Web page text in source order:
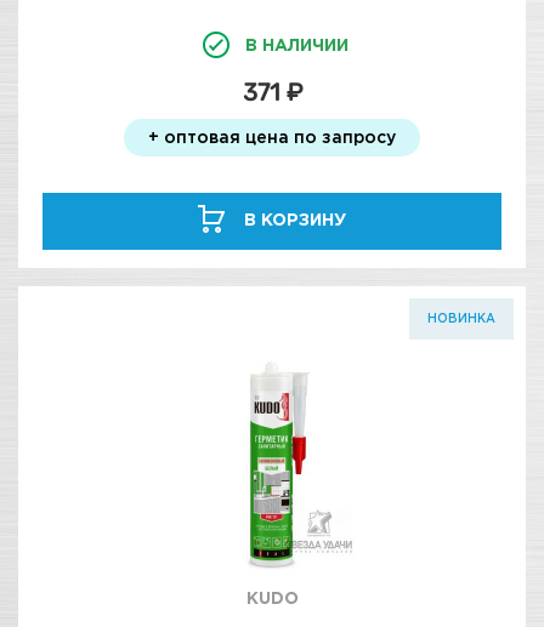
В НАЛИЧИИ
371 ₽
+ оптовая цена по запросу
В КОРЗИНУ
НОВИНКА
KUDO